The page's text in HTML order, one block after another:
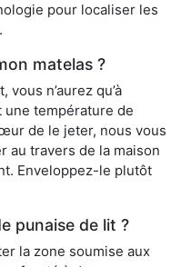
pour localiser les
matelas ?
n’aurez qu’à
température de
de le jeter, nous vous
au travers de la maison
Enveloppez-le plutôt
punaise de lit ?
la zone soumise aux